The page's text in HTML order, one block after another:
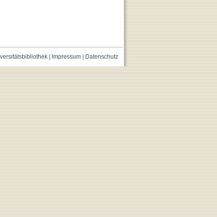
| Impressum| Datenschutz